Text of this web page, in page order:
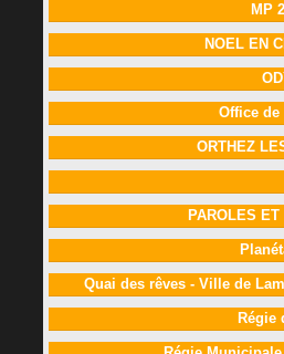
MP
NOEL EN
Office
ORTHEZ
PAROLES
Quai des rêves - Ville de
Régie